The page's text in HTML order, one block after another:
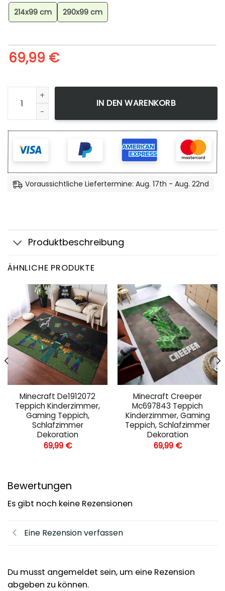
214x99 cm 290x99 cm
69,99 €
Minecraft Diamanterz Teppich, Minecraft Fanartikel
IN DEN WARENKORB
Voraussichtliche Liefertermine: Aug. 17th - Aug. 22nd
Produktbeschreibung
ÄHNLICHE PRODUKTE
Minecraft De1912072
Teppich Kinderzimmer,
Gaming Teppich,
Schlafzimmer
Dekoration
69,99 €
Minecraft Creeper
Mc697843 Teppich
Kinderzimmer, Gaming
Teppich, Schlafzimmer
Dekoration
69,99 €
Bewertungen
Es gibt noch keine Rezensionen
Eine Rezension verfassen
Du musst angemeldet sein, um eine Rezension
abgeben zu können.